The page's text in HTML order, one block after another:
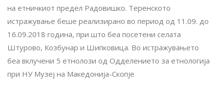
на етничкиот предел Радовишко. Теренското
истражување беше реализирано во период од 11.09. до
16.09.2018 година, при што беа посетени селата
Штурово, Козбунар и Шипковица. Во истражувањето
беа вклучени 5 етнолози од Одделението за етнологија
при НУ Музеј на Македонија-Скопје